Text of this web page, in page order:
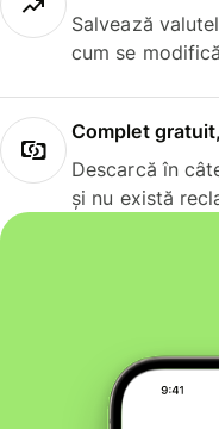
Salvează
cum se
Complet
Descarcă în
și nu există